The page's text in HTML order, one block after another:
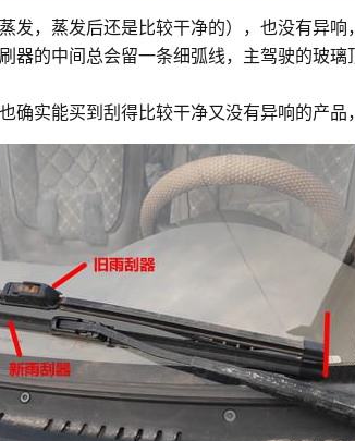
，蒸发后还是比较干净的），也没有异响
的中间总会留一条细弧线，主驾驶的玻
实能买到刮得比较干净又没有异响的产品